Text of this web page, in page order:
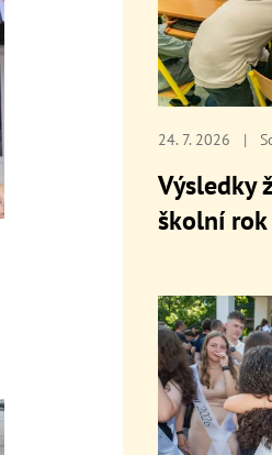
24. 7. 2026 |
Výsledky
školní